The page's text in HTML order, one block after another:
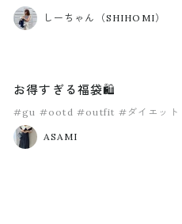
しーちゃん（SHIHOMI）
お得すぎる福袋🛍
#gu #ootd #outfit #ダイエット
ASAMI